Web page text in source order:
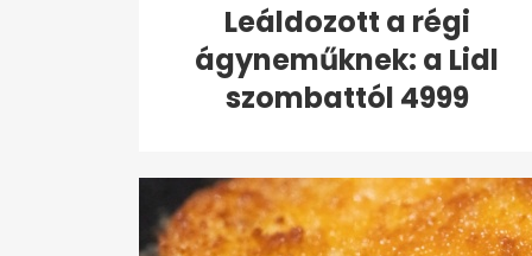
Leáldozott a régi
ágyneműknek: a Lidl
szombattól 4999